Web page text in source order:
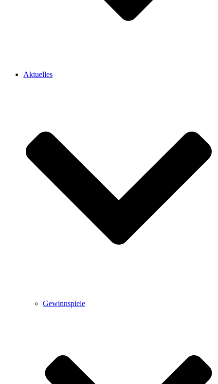
Aktuelles
Gewinnspiele